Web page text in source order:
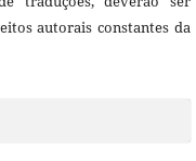
autorais constantes da